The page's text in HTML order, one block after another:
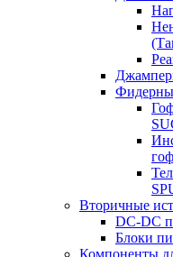
Вторичные
DC-DC
Блоки
Компоненты